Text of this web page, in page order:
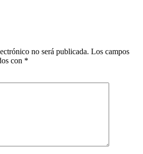
no será publicada. Los campos
con *